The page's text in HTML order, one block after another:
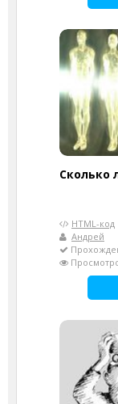
Cколько
HTML-код
Андрей